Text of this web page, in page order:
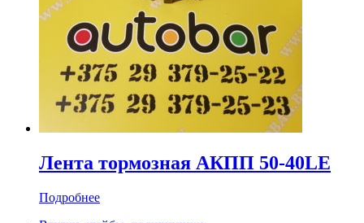
Лента тормозная АКПП 50-40LE
Подробнее